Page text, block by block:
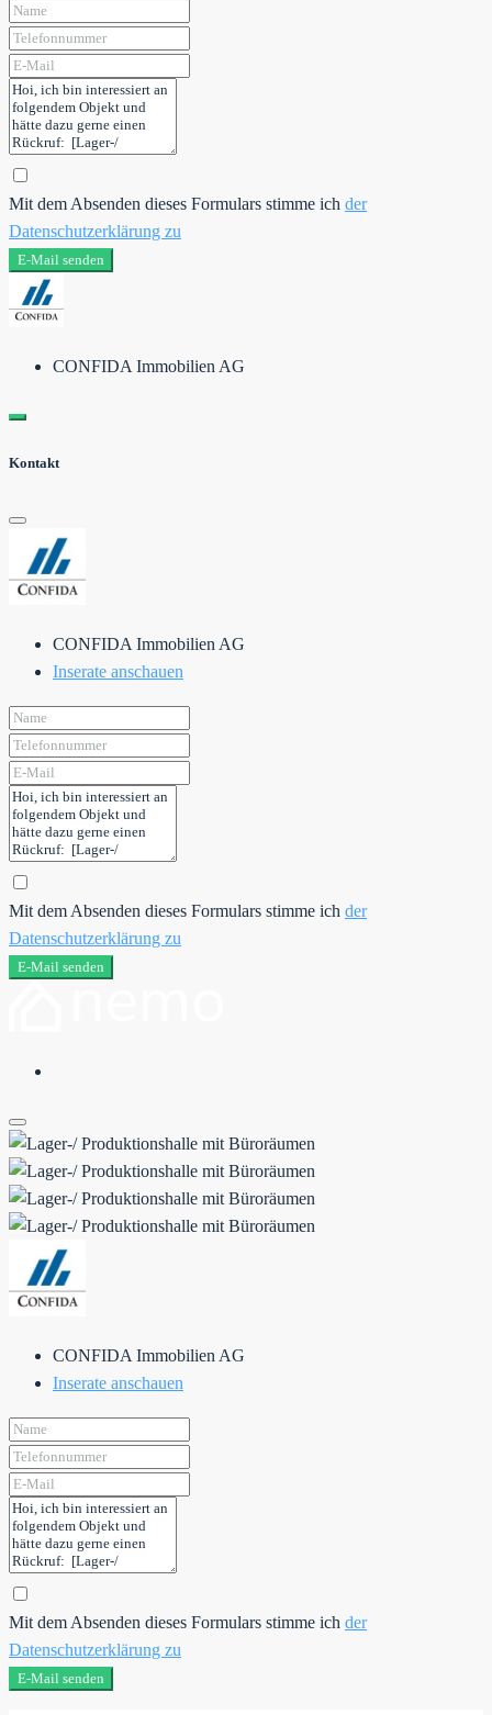
Mit dem Absenden dieses Formulars stimme ich der
Datenschutzerklärung zu
E-Mail senden
CONFIDA Immobilien AG
Kontakt
CONFIDA Immobilien AG
Inserate anschauen
Mit dem Absenden dieses Formulars stimme ich der
Datenschutzerklärung zu
E-Mail senden
CONFIDA Immobilien AG
Inserate anschauen
Mit dem Absenden dieses Formulars stimme ich der
Datenschutzerklärung zu
E-Mail senden